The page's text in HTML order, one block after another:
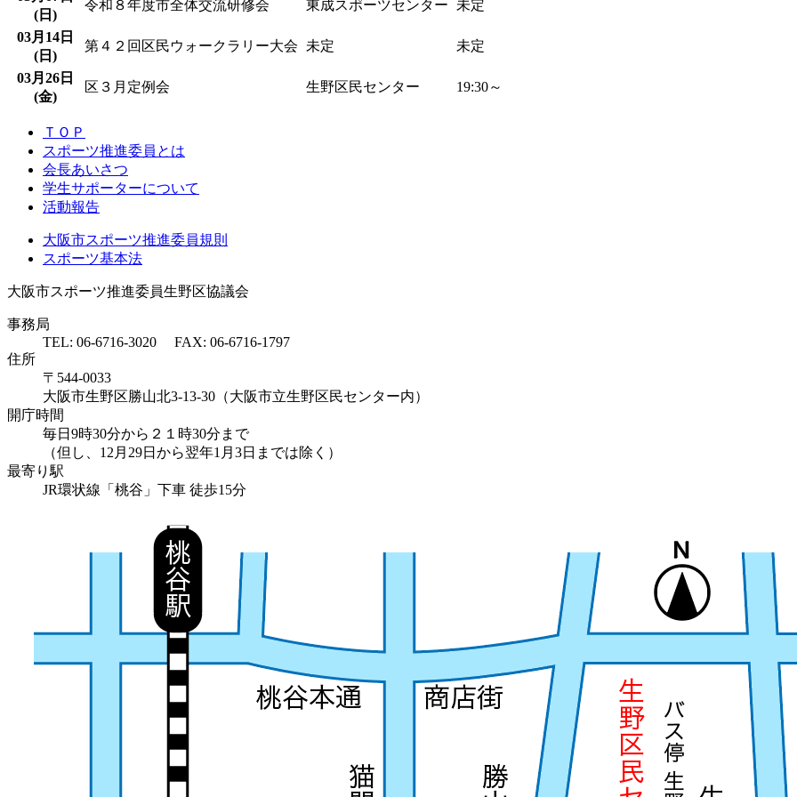
(日)
令和８年度市全体交流研修会 東成スポーツセンター 未定
03月 14 日
(日)
第４２回区民ウォークラリー大会 未定 未定
03月 26 日
(金)
区３月定例会 生野区民センター 19:30～
ＴＯＰ
スポーツ推進委員とは
会長あいさつ
学生サポーターについて
活動報告
大阪市スポーツ推進委員規則
スポーツ基本法
大阪市スポーツ推進委員生野区協議会
事務局
TEL: 06-6716-3020 FAX: 06-6716-1797
住所
〒544-0033
大阪市生野区勝山北3-13-30（大阪市立生野区民センター内）
開庁時間
毎日9時30分から２１時30分まで
（但し、12月29日から翌年1月3日までは除く）
最寄り駅
JR環状線「桃谷」下車 徒歩15分